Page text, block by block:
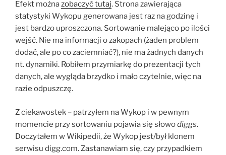
Efekt możnazobaczyć tutaj. Strona zawierająca
statystyki Wykopu generowana jest raz na godzinę i
jest bardzo uproszczona. Sortowanie malejąco po ilości
wejść. Nie ma informacji o zakopach (żaden problem
dodać, ale po co zaciemniać?), nie ma żadnych danych
nt. dynamiki. Robiłem przymiarkę do prezentacji tych
danych, ale wygląda brzydko i mało czytelnie, więc na
razie odpuszczę.
Z ciekawostek – patrzyłem na Wykop i w pewnym
momencie przy sortowaniu pojawia się słowodiggs.
Doczytałem w Wikipedii, że Wykop jest/był klonem
serwisu digg.com. Zastanawiam się, czy przypadkiem